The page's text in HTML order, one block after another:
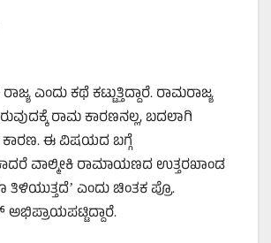
ಎಂದು ಕಥೆ ಕಟ್ಟುತ್ತಿದ್ದಾರೆ. ರಾಮರಾಜ್ಯ
ರಾಮ ಕಾರಣನಲ್ಲ, ಬದಲಾಗಿ
ಕಾರಣ. ಈ ವಿಷಯದ ಬಗ್ಗೆ
ವಾಲ್ಮೀಕಿ ರಾಮಾಯಣದ ಉತ್ತರಖಾಂಡ
ಎಂದು ಚಿಂತಕ ಪ್ರೊ.